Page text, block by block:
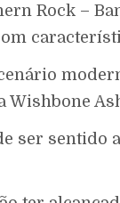
Rock –
Wishbone
ser